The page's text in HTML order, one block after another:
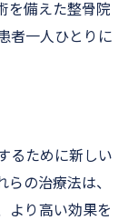
を備えた整骨院
者一人ひとりに
るために新しい
の治療法は、
より高い効果を